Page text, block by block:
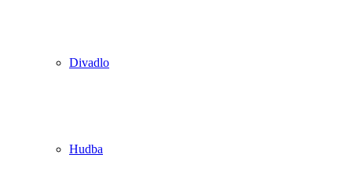
Divadlo
Hudba